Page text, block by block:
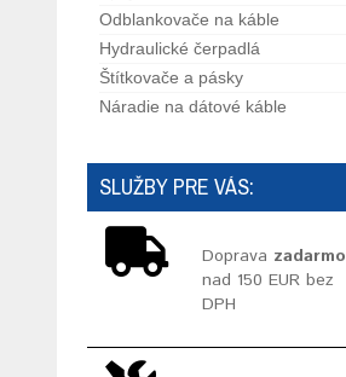
Odblankovače na káble
Hydraulické čerpadlá
Štítkovače a pásky
Náradie na dátové káble
SLUŽBY PRE VÁS:
Doprava zadarmo
nad 150 EUR bez
DPH